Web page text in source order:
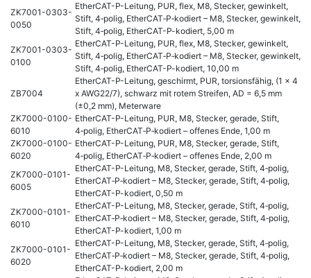
ZK7001-0303-
0050
EtherCAT-P-Leitung, PUR, flex, M8, Stecker, gewinkelt,
Stift, 4‑polig, EtherCAT‑P‑kodiert – M8, Stecker, gewinkelt,
Stift, 4‑polig, EtherCAT-P-kodiert, 5,00 m
ZK7001-0303-
0100
EtherCAT-P-Leitung, PUR, flex, M8, Stecker, gewinkelt,
Stift, 4‑polig, EtherCAT‑P‑kodiert – M8, Stecker, gewinkelt,
Stift, 4‑polig, EtherCAT-P-kodiert, 10,00 m
ZB7004
EtherCAT-P-Leitung, geschirmt, PUR, torsionsfähig, (1 x 4
x AWG22/7), schwarz mit rotem Streifen, AD = 6,5 mm
(±0,2 mm), Meterware
ZK7000-0100-
6010
EtherCAT-P-Leitung, PUR, M8, Stecker, gerade, Stift,
4‑polig, EtherCAT‑P‑kodiert – offenes Ende, 1,00 m
ZK7000-0100-
6020
EtherCAT-P-Leitung, PUR, M8, Stecker, gerade, Stift,
4‑polig, EtherCAT‑P‑kodiert – offenes Ende, 2,00 m
ZK7000-0101-
6005
EtherCAT-P-Leitung, M8, Stecker, gerade, Stift, 4‑polig,
EtherCAT‑P‑kodiert – M8, Stecker, gerade, Stift, 4‑polig,
EtherCAT-P-kodiert, 0,50 m
ZK7000-0101-
6010
EtherCAT-P-Leitung, M8, Stecker, gerade, Stift, 4‑polig,
EtherCAT‑P‑kodiert – M8, Stecker, gerade, Stift, 4‑polig,
EtherCAT-P-kodiert, 1,00 m
ZK7000-0101-
6020
EtherCAT-P-Leitung, M8, Stecker, gerade, Stift, 4‑polig,
EtherCAT‑P‑kodiert – M8, Stecker, gerade, Stift, 4‑polig,
EtherCAT-P-kodiert, 2,00 m